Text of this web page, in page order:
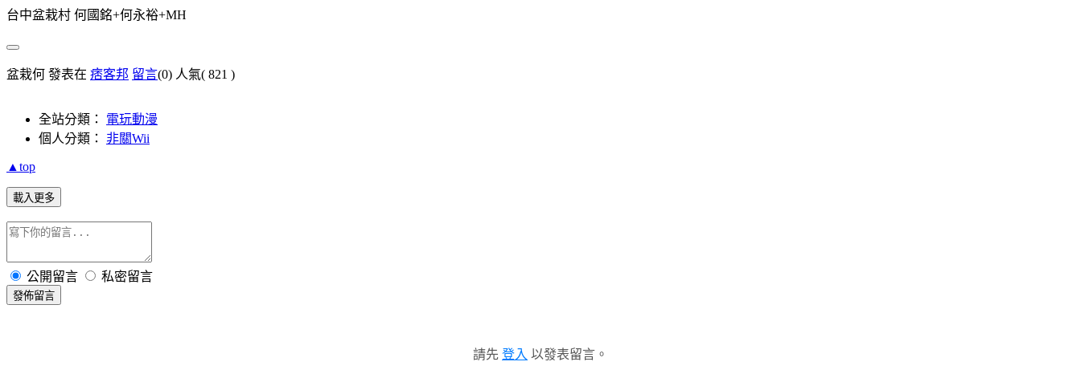
台中盆栽村 何國銘+何永裕+MH
盆栽何 發表在 痞客邦 留言(0) 人氣( 821 )
全站分類： 電玩動漫
個人分類： 非關Wii
▲top
載入更多
公開留言 私密留言
發佈留言
請先 登入 以發表留言。